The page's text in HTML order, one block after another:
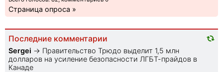
Страница опроса »
Последние комментарии
Sеrgei → Правительство Трюдо выделит 1,5 млн
долларов на усиление безопасности ЛГБТ-прайдов в
Канаде